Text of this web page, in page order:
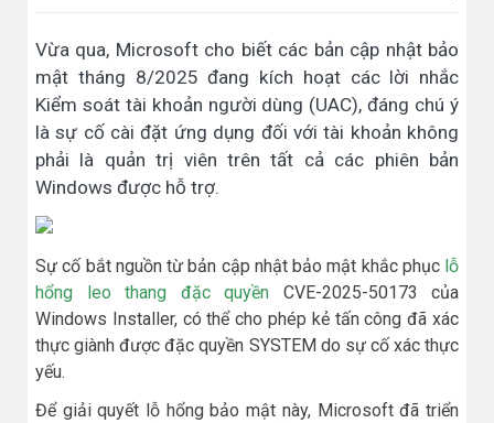
Vừa qua, Microsoft cho biết các bản cập nhật bảo
mật tháng 8/2025 đang kích hoạt các lời nhắc
Kiểm soát tài khoản người dùng (UAC), đáng chú ý
là sự cố cài đặt ứng dụng đối với tài khoản không
phải là quản trị viên trên tất cả các phiên bản
Windows được hỗ trợ.
Sự cố bắt nguồn từ bản cập nhật bảo mật khắc phục lỗ
hổng leo thang đặc quyền CVE-2025-50173 của
Windows Installer, có thể cho phép kẻ tấn công đã xác
thực giành được đặc quyền SYSTEM do sự cố xác thực
yếu.
Để giải quyết lỗ hổng bảo mật này, Microsoft đã triển